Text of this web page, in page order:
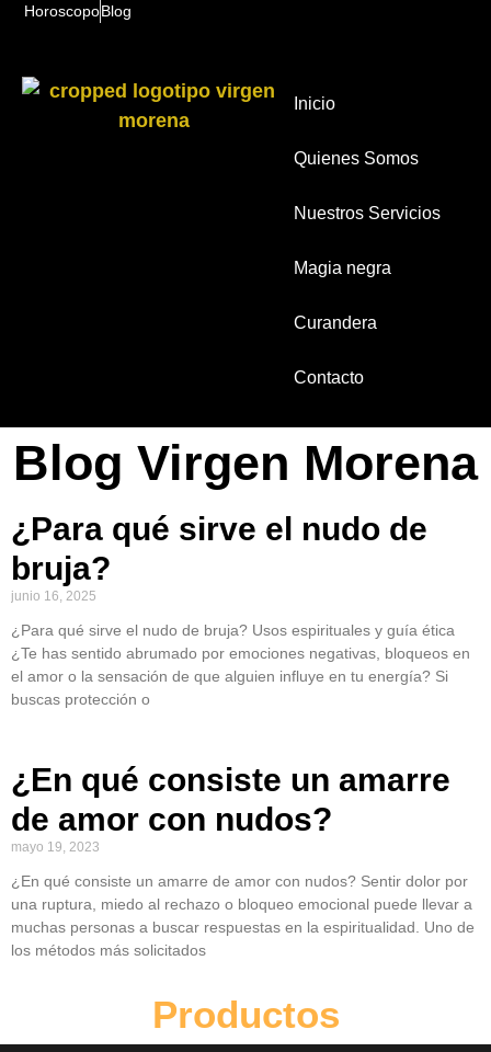
HoroscopoBlog
Inicio
Quienes Somos
Nuestros Servicios
Magia negra
Curandera
Contacto
Blog Virgen Morena
¿Para qué sirve el nudo de
bruja?
junio 16, 2025
¿Para qué sirve el nudo de bruja? Usos espirituales y guía ética
¿Te has sentido abrumado por emociones negativas, bloqueos en
el amor o la sensación de que alguien influye en tu energía? Si
buscas protección o
¿En qué consiste un amarre
de amor con nudos?
mayo 19, 2023
¿En qué consiste un amarre de amor con nudos? Sentir dolor por
una ruptura, miedo al rechazo o bloqueo emocional puede llevar a
muchas personas a buscar respuestas en la espiritualidad. Uno de
los métodos más solicitados
Productos